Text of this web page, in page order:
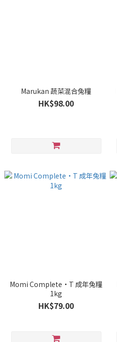
Marukan 蔬菜混合兔糧
HK$98.00
Momi Complete•T 成年兔糧
1kg
HK$79.00